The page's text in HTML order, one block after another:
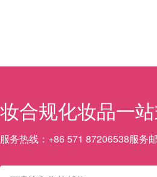
妆合规化妆品一
服务热线： +86 571 87206538服务